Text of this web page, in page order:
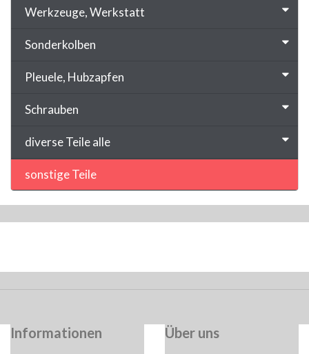
Werkzeuge, Werkstatt
Sonderkolben
Pleuele, Hubzapfen
Schrauben
diverse Teile alle
sonstige Teile
Informationen Über uns